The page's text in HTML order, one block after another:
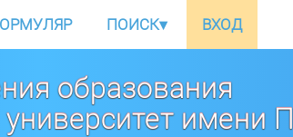
ПОИСК▾ ВХОД
образования
университет